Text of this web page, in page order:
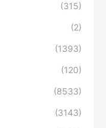
(315)
(2)
(1393)
(120)
(8533)
(3143)